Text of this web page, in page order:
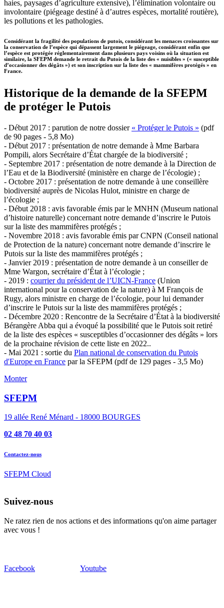
haies, paysages d’agriculture extensive), l’élimination volontaire ou
involontaire (piégeage destiné à d’autres espèces, mortalité routière),
les pollutions et les pathologies.
Considérant la fragilité des populations de putois, considérant les menaces croissantes sur
la conservation de l’espèce qui dépassent largement le piégeage, considérant enfin que
l’espèce est protégée réglementairement dans plusieurs pays voisins où la situation est
similaire, la SFEPM demande le retrait du Putois de la liste des « nuisibles » (« susceptible
d’occasionner des dégâts ») et son inscription sur la liste des « mammifères protégés » en
France.
Historique de la demande de la SFEPM
de protéger le Putois
- Début 2017 : parution de notre dossier « Protéger le Putois » (pdf
de 90 pages - 5,8 Mo)
- Début 2017 : présentation de notre demande à Mme Barbara
Pompili, alors Secrétaire d’État chargée de la biodiversité ;
- Septembre 2017 : présentation de notre demande à la Direction de
l’Eau et de la Biodiversité (ministère en charge de l’écologie) ;
- Octobre 2017 : présentation de notre demande à une conseillère
biodiversité auprès de Nicolas Hulot, ministre en charge de
l’écologie ;
- Début 2018 : avis favorable émis par le MNHN (Museum national
d’histoire naturelle) concernant notre demande d’inscrire le Putois
sur la liste des mammifères protégés ;
- Novembre 2018 : avis favorable émis par CNPN (Conseil national
de Protection de la nature) concernant notre demande d’inscrire le
Putois sur la liste des mammifères protégés ;
- Janvier 2019 : présentation de notre demande à un conseiller de
Mme Wargon, secrétaire d’État à l’écologie ;
- 2019 : courrier du président de l’UICN-France (Union
international pour la conservation de la nature) à M François de
Rugy, alors ministre en charge de l’écologie, pour lui demander
d’inscrire le Putois sur la liste des mammifères protégés ;
- Décembre 2020 : Rencontre de la Secrétaire d’État à la biodiversité
Bérangère Abba qui a évoqué la possibilité que le Putois soit retiré
de la liste des espèces « susceptibles d’occasionner des dégâts » lors
de la prochaine révision de cette liste en 2022..
- Mai 2021 : sortie du Plan national de conservation du Putois
d'Europe en France par la SFEPM (pdf de 129 pages - 3,5 Mo)
Monter
SFEPM
19 allée René Ménard - 18000 BOURGES
02 48 70 40 03
Contactez-nous
SFEPM Cloud
Suivez-nous
Ne ratez rien de nos actions et des informations qu'on aime partager
avec vous !
Facebook Youtube